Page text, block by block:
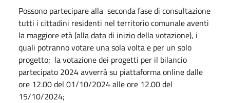
Possono partecipare alla seconda fase di consultazione
tutti i cittadini residenti nel territorio comunale aventi
la maggiore età (alla data di inizio della votazione), i
quali potranno votare una sola volta e per un solo
progetto; la votazione dei progetti per il bilancio
partecipato 2024 avverrà su piattaforma online dalle
ore 12.00 del 01/10/2024 alle ore 12.00 del
15/10/2024;